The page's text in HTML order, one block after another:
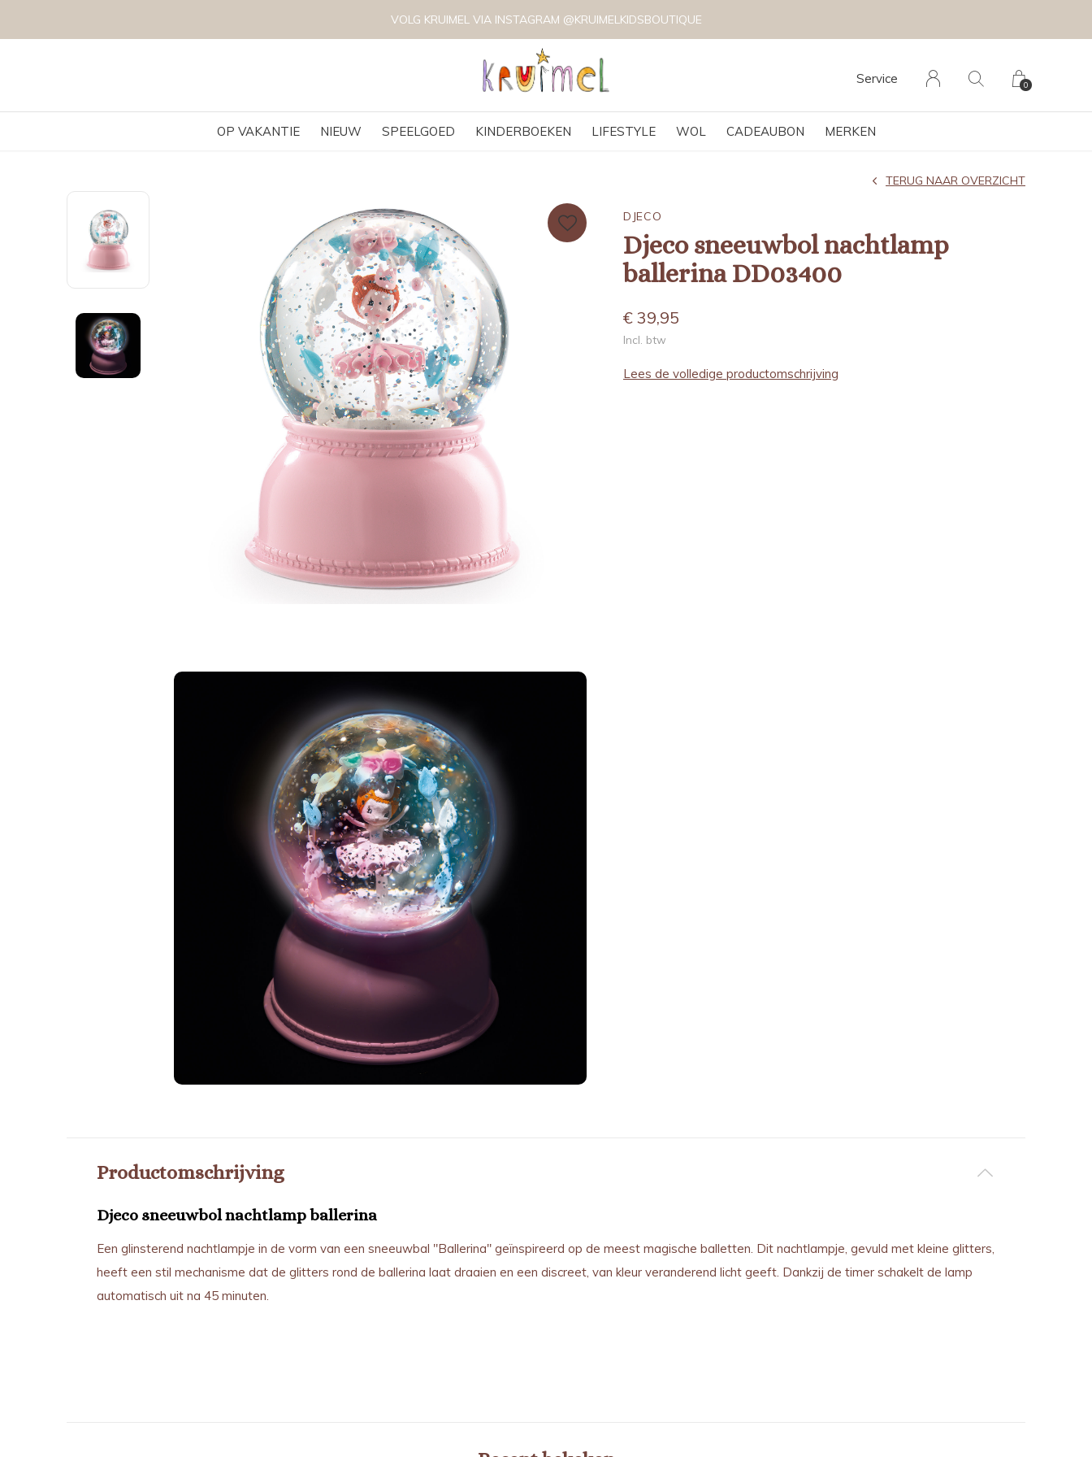
OP VAKANTIE NIEUW SPEELGOED KINDERBOEKEN LIFESTYLE WOL CADEAUBON MERKEN
Service 0
VOLG KRUIMEL VIA INSTAGRAM @KRUIMELKIDSBOUTIQUE
DJECO
Djeco sneeuwbol nachtlamp
ballerina DD03400
TERUG NAAR OVERZICHT
€ 39,95
Incl. btw
Lees de volledige productomschrijving
Productomschrijving
Djeco sneeuwbol nachtlamp ballerina
Een glinsterend nachtlampje in de vorm van een sneeuwbal "Ballerina" geïnspireerd op de meest magische balletten. Dit nachtlampje, gevuld met kleine glitters,
heeft een stil mechanisme dat de glitters rond de ballerina laat draaien en een discreet, van kleur veranderend licht geeft. Dankzij de timer schakelt de lamp
automatisch uit na 45 minuten.